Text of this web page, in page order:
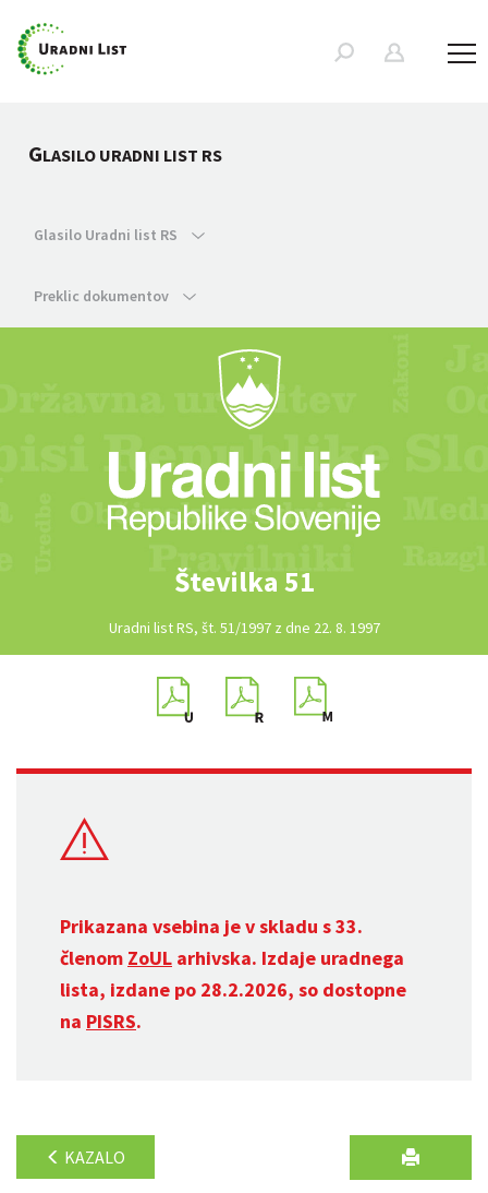
GLASILO URADNI LIST RS
Glasilo Uradni list RS
Preklic dokumentov
Številka 51
Uradni list RS, št. 51/1997 z dne 22. 8. 1997
Prikazana vsebina je v skladu s 33.
členom ZoUL arhivska. Izdaje uradnega
lista, izdane po 28.2.2026, so dostopne
na PISRS.
KAZALO